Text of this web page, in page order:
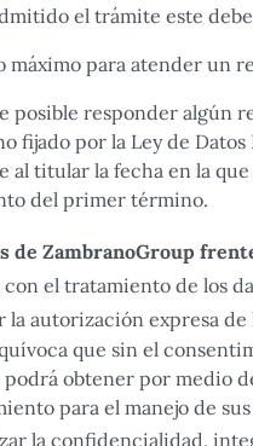
el trámite este
máximo para atender un
posible responder algún
fijado por la Ley de
al titular la fecha en la
del primer término.
de ZambranoGroup
el tratamiento de los
la autorización expresa
que sin el
podrá obtener por medio
para el manejo de
la confidencialidad,